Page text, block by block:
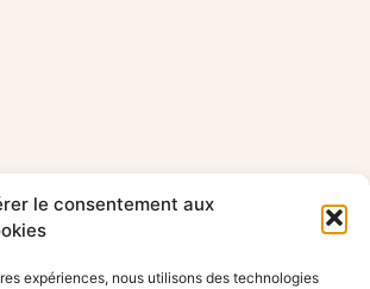
le consentement aux
expériences, nous utilisons des technologies